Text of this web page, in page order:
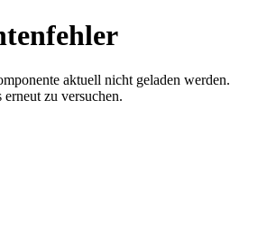
aktuell nicht geladen werden.
zu versuchen.